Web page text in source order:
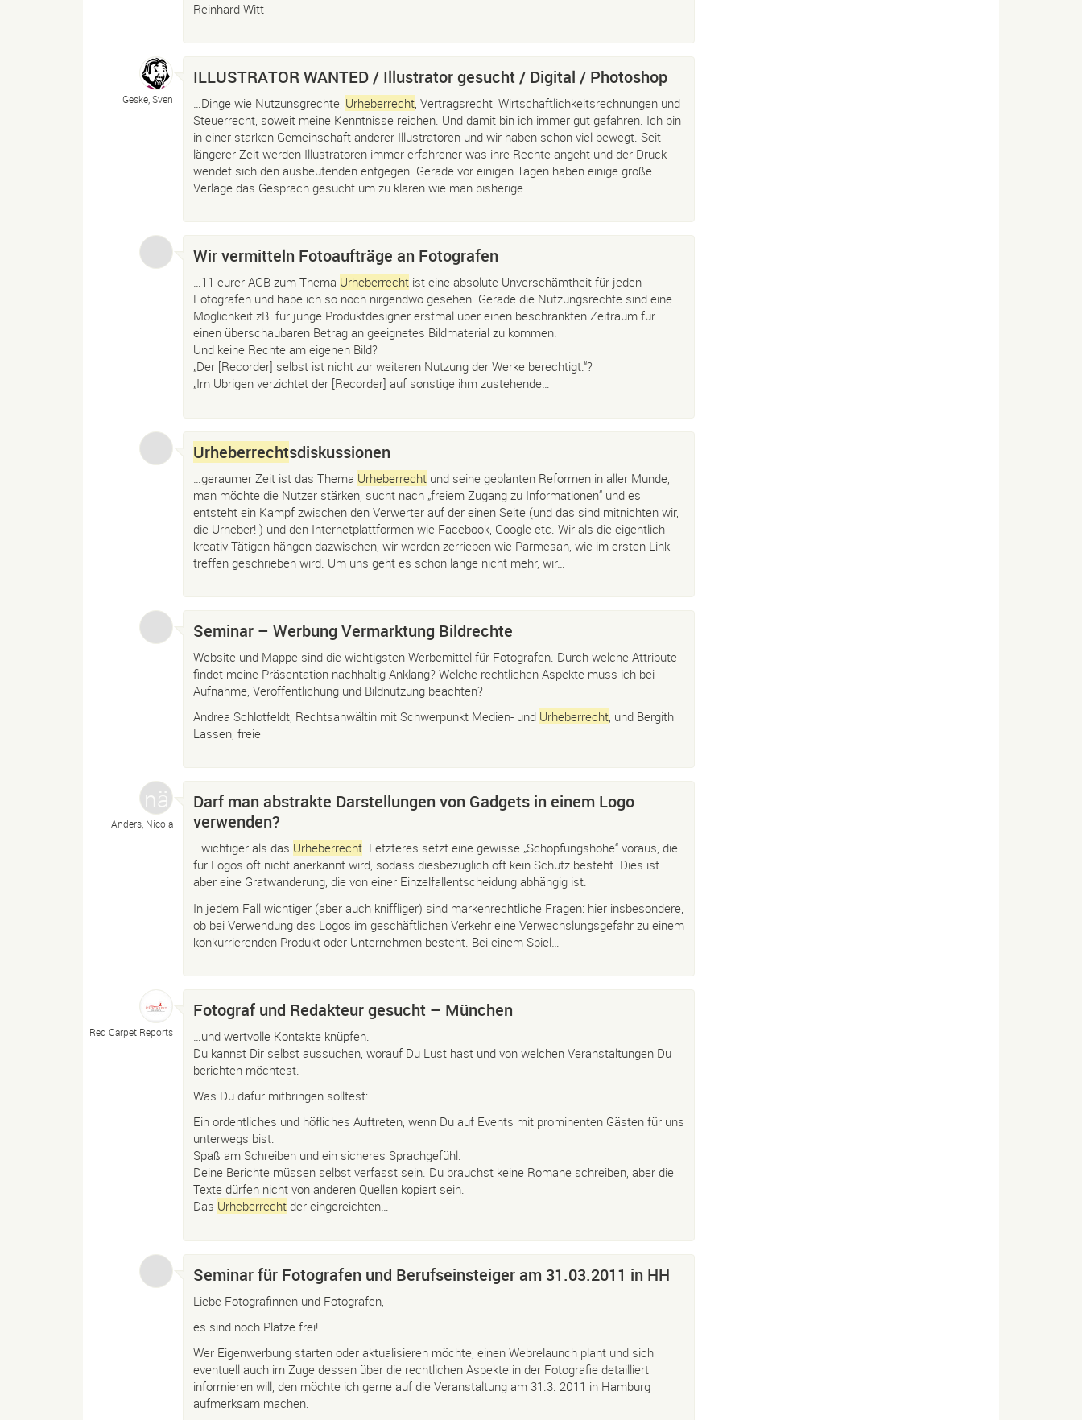
Reinhard Witt
Geske, Sven
ILLUSTRATOR WANTED / Illustrator gesucht / Digital / Photoshop
…Dinge wie Nutzunsgrechte, Urheberrecht, Vertragsrecht, Wirtschaftlichkeitsrechnungen und
Steuerrecht, soweit meine Kenntnisse reichen. Und damit bin ich immer gut gefahren. Ich bin
in einer starken Gemeinschaft anderer Illustratoren und wir haben schon viel bewegt. Seit
längerer Zeit werden Illustratoren immer erfahrener was ihre Rechte angeht und der Druck
wendet sich den ausbeutenden entgegen. Gerade vor einigen Tagen haben einige große
Verlage das Gespräch gesucht um zu klären wie man bisherige…
Wir vermitteln Fotoaufträge an Fotografen
…11 eurer AGB zum Thema Urheberrecht ist eine absolute Unverschämtheit für jeden
Fotografen und habe ich so noch nirgendwo gesehen. Gerade die Nutzungsrechte sind eine
Möglichkeit zB. für junge Produktdesigner erstmal über einen beschränkten Zeitraum für
einen überschaubaren Betrag an geeignetes Bildmaterial zu kommen.
Und keine Rechte am eigenen Bild?
„Der [Recorder] selbst ist nicht zur weiteren Nutzung der Werke berechtigt.“?
„Im Übrigen verzichtet der [Recorder] auf sonstige ihm zustehende…
Urheberrechtsdiskussionen
…geraumer Zeit ist das Thema Urheberrecht und seine geplanten Reformen in aller Munde,
man möchte die Nutzer stärken, sucht nach „freiem Zugang zu Informationen“ und es
entsteht ein Kampf zwischen den Verwerter auf der einen Seite (und das sind mitnichten wir,
die Urheber! ) und den Internetplattformen wie Facebook, Google etc. Wir als die eigentlich
kreativ Tätigen hängen dazwischen, wir werden zerrieben wie Parmesan, wie im ersten Link
treffen geschrieben wird. Um uns geht es schon lange nicht mehr, wir…
Seminar – Werbung Vermarktung Bildrechte
Website und Mappe sind die wichtigsten Werbemittel für Fotografen. Durch welche Attribute
findet meine Präsentation nachhaltig Anklang? Welche rechtlichen Aspekte muss ich bei
Aufnahme, Veröffentlichung und Bildnutzung beachten?
Andrea Schlotfeldt, Rechtsanwältin mit Schwerpunkt Medien- und Urheberrecht, und Bergith
Lassen, freie
Änders, Nicola
Darf man abstrakte Darstellungen von Gadgets in einem Logo
verwenden?
…wichtiger als das Urheberrecht. Letzteres setzt eine gewisse „Schöpfungshöhe“ voraus, die
für Logos oft nicht anerkannt wird, sodass diesbezüglich oft kein Schutz besteht. Dies ist
aber eine Gratwanderung, die von einer Einzelfallentscheidung abhängig ist.
In jedem Fall wichtiger (aber auch kniffliger) sind markenrechtliche Fragen: hier insbesondere,
ob bei Verwendung des Logos im geschäftlichen Verkehr eine Verwechslungsgefahr zu einem
konkurrierenden Produkt oder Unternehmen besteht. Bei einem Spiel…
Red Carpet Reports
Fotograf und Redakteur gesucht – München
…und wertvolle Kontakte knüpfen.
Du kannst Dir selbst aussuchen, worauf Du Lust hast und von welchen Veranstaltungen Du
berichten möchtest.
Was Du dafür mitbringen solltest:
Ein ordentliches und höfliches Auftreten, wenn Du auf Events mit prominenten Gästen für uns
unterwegs bist.
Spaß am Schreiben und ein sicheres Sprachgefühl.
Deine Berichte müssen selbst verfasst sein. Du brauchst keine Romane schreiben, aber die
Texte dürfen nicht von anderen Quellen kopiert sein.
Das Urheberrecht der eingereichten…
Seminar für Fotografen und Berufseinsteiger am 31.03.2011 in HH
Liebe Fotografinnen und Fotografen,
es sind noch Plätze frei!
Wer Eigenwerbung starten oder aktualisieren möchte, einen Webrelaunch plant und sich
eventuell auch im Zuge dessen über die rechtlichen Aspekte in der Fotografie detailliert
informieren will, den möchte ich gerne auf die Veranstaltung am 31.3. 2011 in Hamburg
aufmerksam machen.